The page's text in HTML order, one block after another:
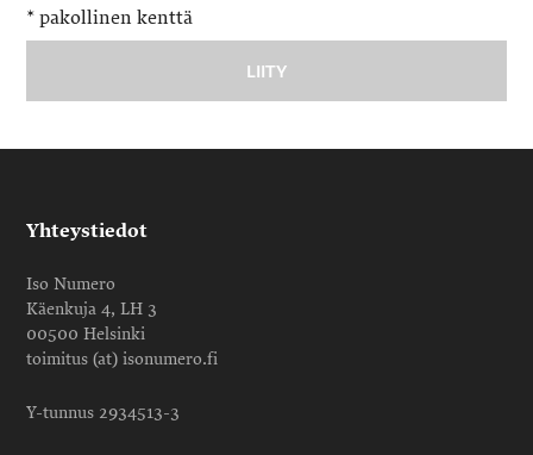
* pakollinen kenttä
Yhteystiedot
Iso Numero
Käenkuja 4, LH 3
00500 Helsinki
toimitus (at) isonumero.fi
Y-tunnus 2934513-3